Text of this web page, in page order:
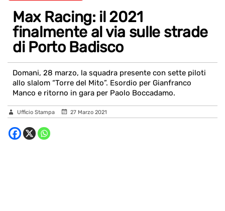
Max Racing: il 2021
finalmente al via sulle strade
di Porto Badisco
Domani, 28 marzo, la squadra presente con sette piloti
allo slalom “Torre del Mito”. Esordio per Gianfranco
Manco e ritorno in gara per Paolo Boccadamo.
Ufficio Stampa 27 Marzo 2021